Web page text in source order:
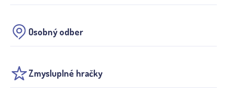
Osobný odber
Zmysluplné hračky